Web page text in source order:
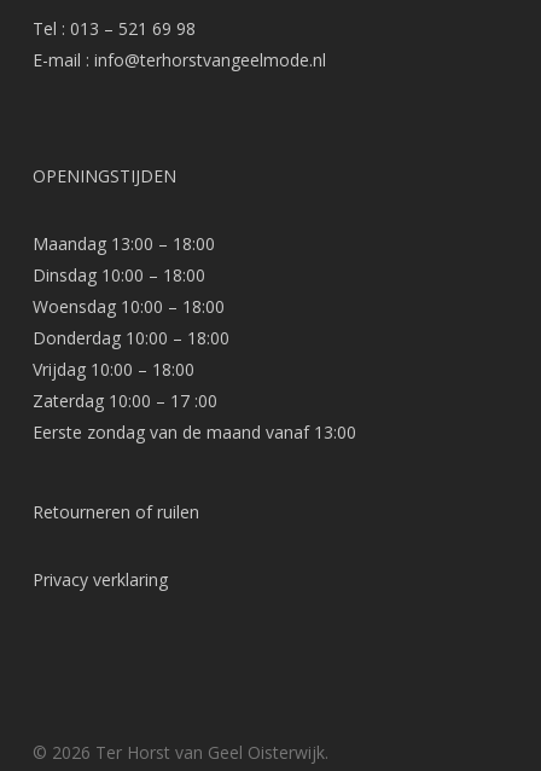
Tel : 013 – 521 69 98
E-mail : info@terhorstvangeelmode.nl
OPENINGSTIJDEN
Maandag 13:00 – 18:00
Dinsdag 10:00 – 18:00
Woensdag 10:00 – 18:00
Donderdag 10:00 – 18:00
Vrijdag 10:00 – 18:00
Zaterdag 10:00 – 17 :00
Eerste zondag van de maand vanaf 13:00
Retourneren of ruilen
Privacy verklaring
© 2026 Ter Horst van Geel Oisterwijk.